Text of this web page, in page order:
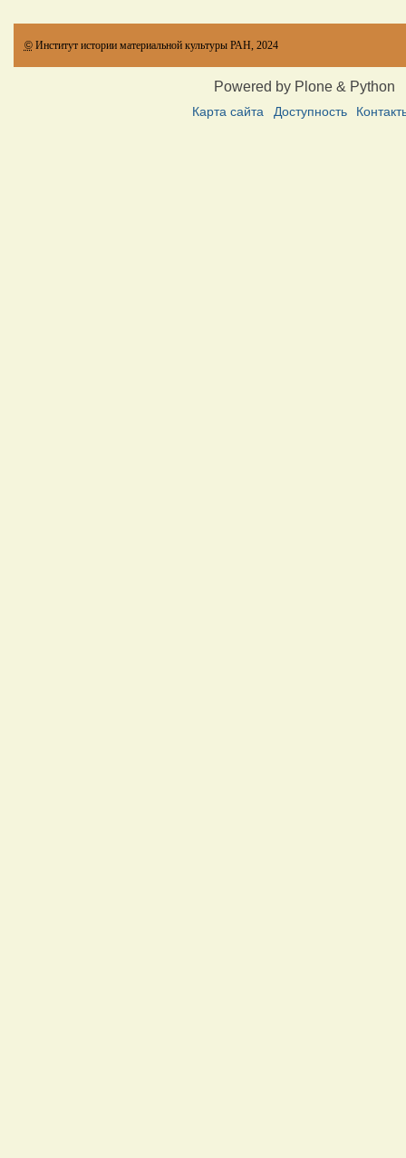
© Институт истории материальной культуры РАН, 2024
Powered by Plone & Python
Карта сайта Доступность